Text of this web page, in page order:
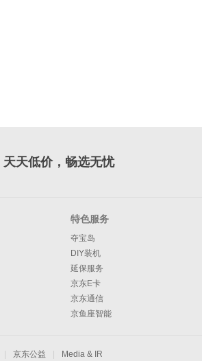
天天低价，畅选无忧
特色服务
夺宝岛
DIY装机
延保服务
京东E卡
京东通信
京鱼座智能
京东公益 Media & IR